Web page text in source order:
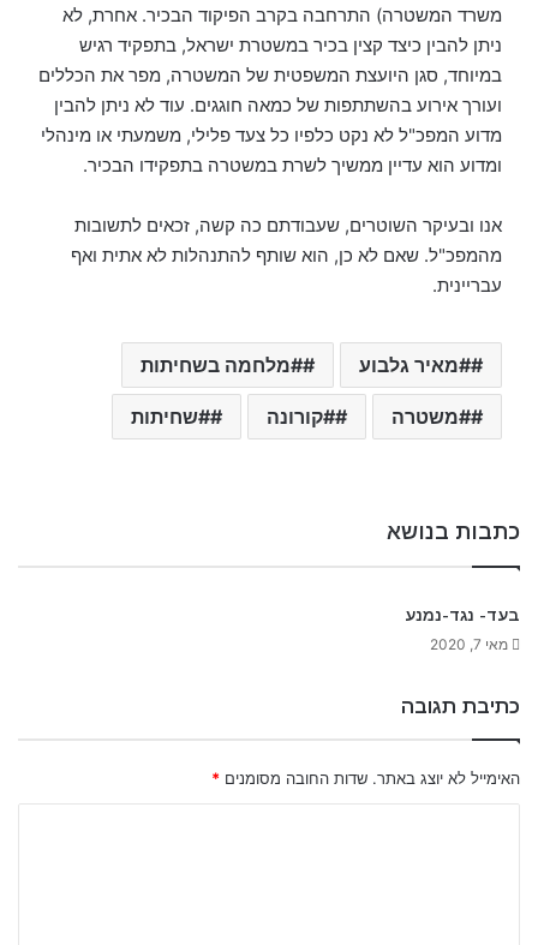
משרד המשטרה) התרחבה בקרב הפיקוד הבכיר. אחרת, לא
ניתן להבין כיצד קצין בכיר במשטרת ישראל, בתפקיד רגיש
במיוחד, סגן היועצת המשפטית של המשטרה, מפר את הכללים
ועורך אירוע בהשתתפות של כמאה חוגגים. עוד לא ניתן להבין
מדוע המפכ"ל לא נקט כלפיו כל צעד פלילי, משמעתי או מינהלי
ומדוע הוא עדיין ממשיך לשרת במשטרה בתפקידו הבכיר.
אנו ובעיקר השוטרים, שעבודתם כה קשה, זכאים לתשובות
מהמפכ"ל. שאם לא כן, הוא שותף להתנהלות לא אתית ואף
עבריינית.
#מאיר גלבוע #מלחמה בשחיתות
#משטרה #קורונה #שחיתות
כתבות בנושא
בעד- נגד-נמנע
מאי 7, 2020
כתיבת תגובה
האימייל לא יוצג באתר. שדות החובה מסומנים *